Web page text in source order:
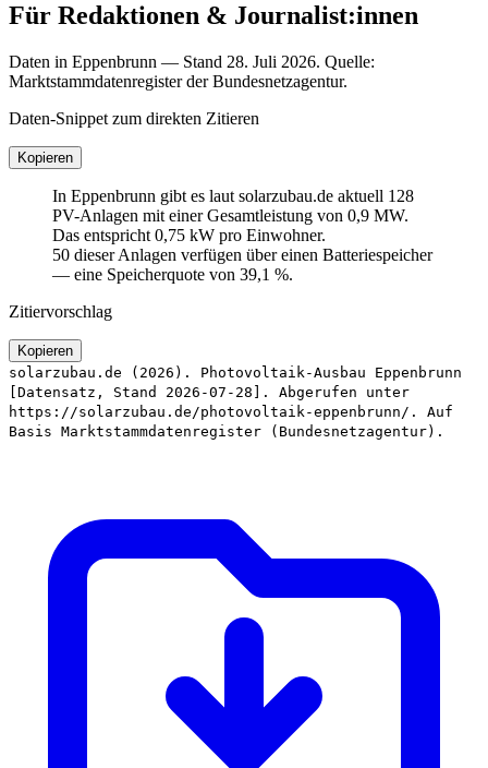
Für Redaktionen & Journalist:innen
Daten in Eppenbrunn — Stand 28. Juli 2026. Quelle:
Marktstammdatenregister der Bundesnetzagentur.
Daten-Snippet zum direkten Zitieren
Kopieren
In Eppenbrunn gibt es laut solarzubau.de aktuell 128
PV-Anlagen mit einer Gesamtleistung von 0,9 MW.
Das entspricht 0,75 kW pro Einwohner.
50 dieser Anlagen verfügen über einen Batteriespeicher
— eine Speicherquote von 39,1 %.
Zitiervorschlag
Kopieren
solarzubau.de (2026). Photovoltaik-Ausbau Eppenbrunn
[Datensatz, Stand 2026-07-28]. Abgerufen unter
https://solarzubau.de/photovoltaik-eppenbrunn/. Auf
Basis Marktstammdatenregister (Bundesnetzagentur).